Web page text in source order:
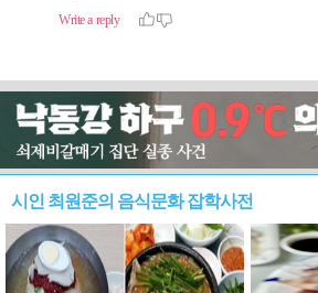
시인 최원준의 음식문화 잡학사전